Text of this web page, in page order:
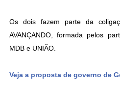
Os dois fazem parte da
AVANÇANDO, formada pelos
MDB e UNIÃO.
Veja a proposta de governo de